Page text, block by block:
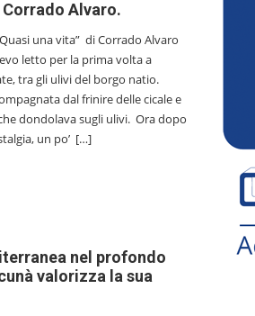
Alvaro.
una vita” di Corrado Alvaro
letto per la prima volta a
tra gli ulivi del borgo natio.
dal frinire delle cicale e
dondolava sugli ulivi. Ora dopo
un po’ […]
nel profondo
valorizza la sua